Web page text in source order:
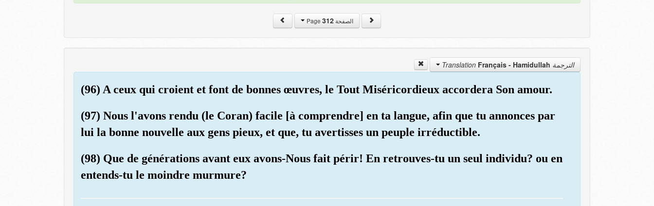
الصفحة Page312
الترجمة Translation Français - Hamidullah
(96) A ceux qui croient et font de bonnes œuvres, le Tout Miséricordieux accordera Son amour.
(97) Nous l'avons rendu (le Coran) facile [à comprendre] en ta langue, afin que tu annonces par
lui la bonne nouvelle aux gens pieux, et que, tu avertisses un peuple irréductible.
(98) Que de générations avant eux avons-Nous fait périr! En retrouves-tu un seul individu? ou en
entends-tu le moindre murmure?